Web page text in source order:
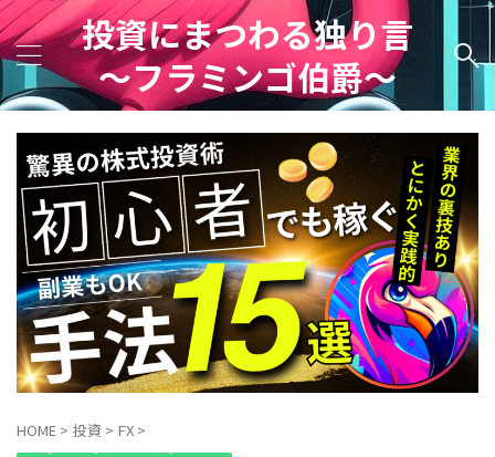
投資にまつわる独り言
～フラミンゴ伯爵～
HOME > 投資 > FX >